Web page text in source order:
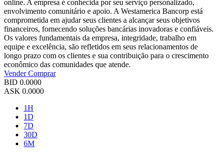
online. A empresa é conhecida por seu serviço personalizado,
envolvimento comunitário e apoio. A Westamerica Bancorp está
comprometida em ajudar seus clientes a alcançar seus objetivos
financeiros, fornecendo soluções bancárias inovadoras e confiáveis.
Os valores fundamentais da empresa, integridade, trabalho em
equipe e excelência, são refletidos em seus relacionamentos de
longo prazo com os clientes e sua contribuição para o crescimento
econômico das comunidades que atende.
VenderComprar
BID 0.0000
ASK 0.0000
1H
1D
7D
30D
6M